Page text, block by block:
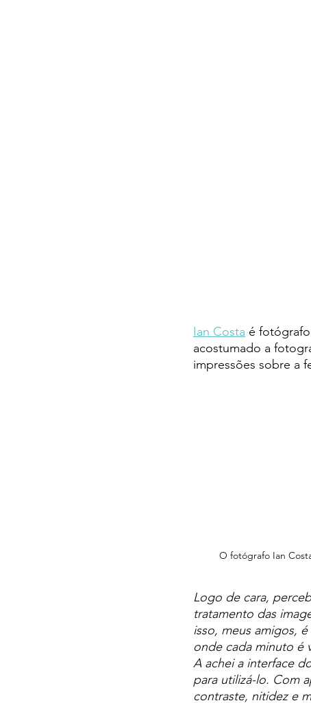
Ian Costa é
acostumado a
impressões sobre a
O fotógrafo Ian
Logo de cara,
tratamento das
isso, meus amigos,
onde cada minuto é
A achei a interface
para utilizá-lo. Com
contraste, nitidez e